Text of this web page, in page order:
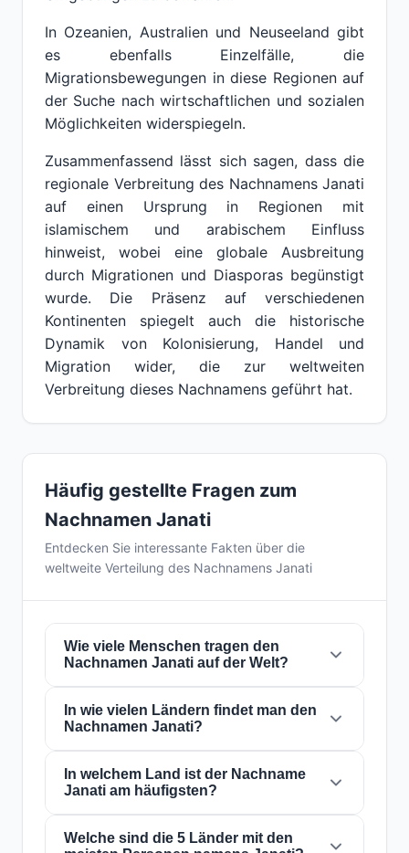
In Ozeanien, Australien und Neuseeland gibt
es ebenfalls Einzelfälle, die
Migrationsbewegungen in diese Regionen auf
der Suche nach wirtschaftlichen und sozialen
Möglichkeiten widerspiegeln.
Zusammenfassend lässt sich sagen, dass die
regionale Verbreitung des Nachnamens Janati
auf einen Ursprung in Regionen mit
islamischem und arabischem Einfluss
hinweist, wobei eine globale Ausbreitung
durch Migrationen und Diasporas begünstigt
wurde. Die Präsenz auf verschiedenen
Kontinenten spiegelt auch die historische
Dynamik von Kolonisierung, Handel und
Migration wider, die zur weltweiten
Verbreitung dieses Nachnamens geführt hat.
Häufig gestellte Fragen zum
Nachnamen Janati
Entdecken Sie interessante Fakten über die
weltweite Verteilung des Nachnamens Janati
Wie viele Menschen tragen den
Nachnamen Janati auf der Welt?
Derzeit gibt es weltweit etwa10.555
Personenmit dem Nachnamen
bedeutet, dass etwa 1 von757,935 Personen
auf der Welt diesen Nachnamen trägt. Er ist in
37 Ländern präsent, was seine globale
Verbreitung widerspiegelt.
In wie vielen Ländern findet man den
Nachnamen Janati?
Der NachnameJanatiist in 37 Ländernauf
der ganzen Welt präsent. Dies klassifiziert ihn
als einen Nachnamen mitlokalReichweite.
Seine Präsenz in mehreren Ländern weist auf
In welchem Land ist der Nachname
Janati am häufigsten?
Der NachnameJanatiist am häufigsten in
Welche sind die 5 Länder mit den